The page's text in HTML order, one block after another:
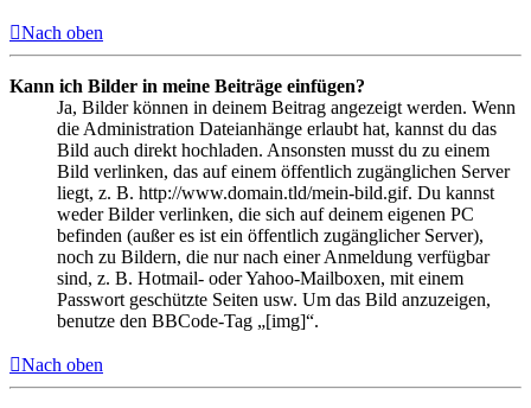
Nach oben
Kann ich Bilder in meine Beiträge einfügen?
Ja, Bilder können in deinem Beitrag angezeigt werden. Wenn
die Administration Dateianhänge erlaubt hat, kannst du das
Bild auch direkt hochladen. Ansonsten musst du zu einem
Bild verlinken, das auf einem öffentlich zugänglichen Server
liegt, z. B. http://www.domain.tld/mein-bild.gif. Du kannst
weder Bilder verlinken, die sich auf deinem eigenen PC
befinden (außer es ist ein öffentlich zugänglicher Server),
noch zu Bildern, die nur nach einer Anmeldung verfügbar
sind, z. B. Hotmail- oder Yahoo-Mailboxen, mit einem
Passwort geschützte Seiten usw. Um das Bild anzuzeigen,
benutze den BBCode-Tag „[img]“.
Nach oben